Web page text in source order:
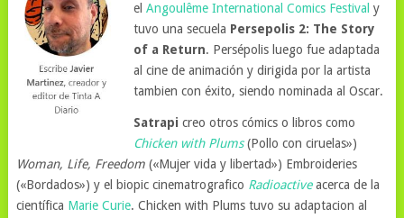
el Angoulême International Comics Festival y
tuvo una secuela Persepolis 2: The Story
of a Return. Persépolis luego fue adaptada
al cine de animación y dirigida por la artista
tambien con éxito, siendo nominada al Oscar.
Satrapi creo otros cómics o libros como
Chicken with Plums(Pollo con ciruelas»)
Woman, Life, Freedom(«Mujer vida y libertad») Embroideries
(«Bordados») y el biopic cinematrografico Radioactiveacerca de la
científica Marie Curie. Chicken with Plums tuvo su adaptacion al